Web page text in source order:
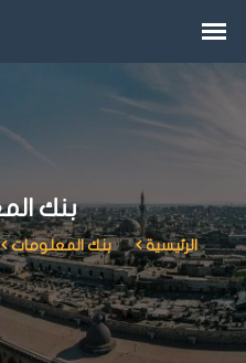
بنك
الرئيسية بنك المعلومات